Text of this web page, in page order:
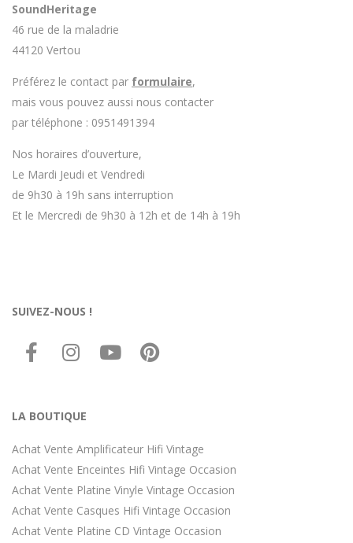
rendez le matériel.
SoundHeritage
46 rue de la maladrie
44120 Vertou
Préférez le contact par formulaire,
mais vous pouvez aussi nous contacter
par téléphone : 0951491394
Nos horaires d’ouverture,
Le Mardi Jeudi et Vendredi
de 9h30 à 19h sans interruption
Et le Mercredi de 9h30 à 12h et de 14h à 19h
SUIVEZ-NOUS !
LA BOUTIQUE
Achat Vente Amplificateur Hifi Vintage
Achat Vente Enceintes Hifi Vintage Occasion
Achat Vente Platine Vinyle Vintage Occasion
Achat Vente Casques Hifi Vintage Occasion
Achat Vente Platine CD Vintage Occasion